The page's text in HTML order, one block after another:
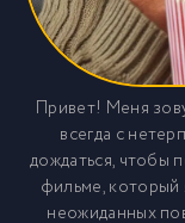
Привет! Меня
всегда с
дождаться, чтобы
фильме,
неожиданных